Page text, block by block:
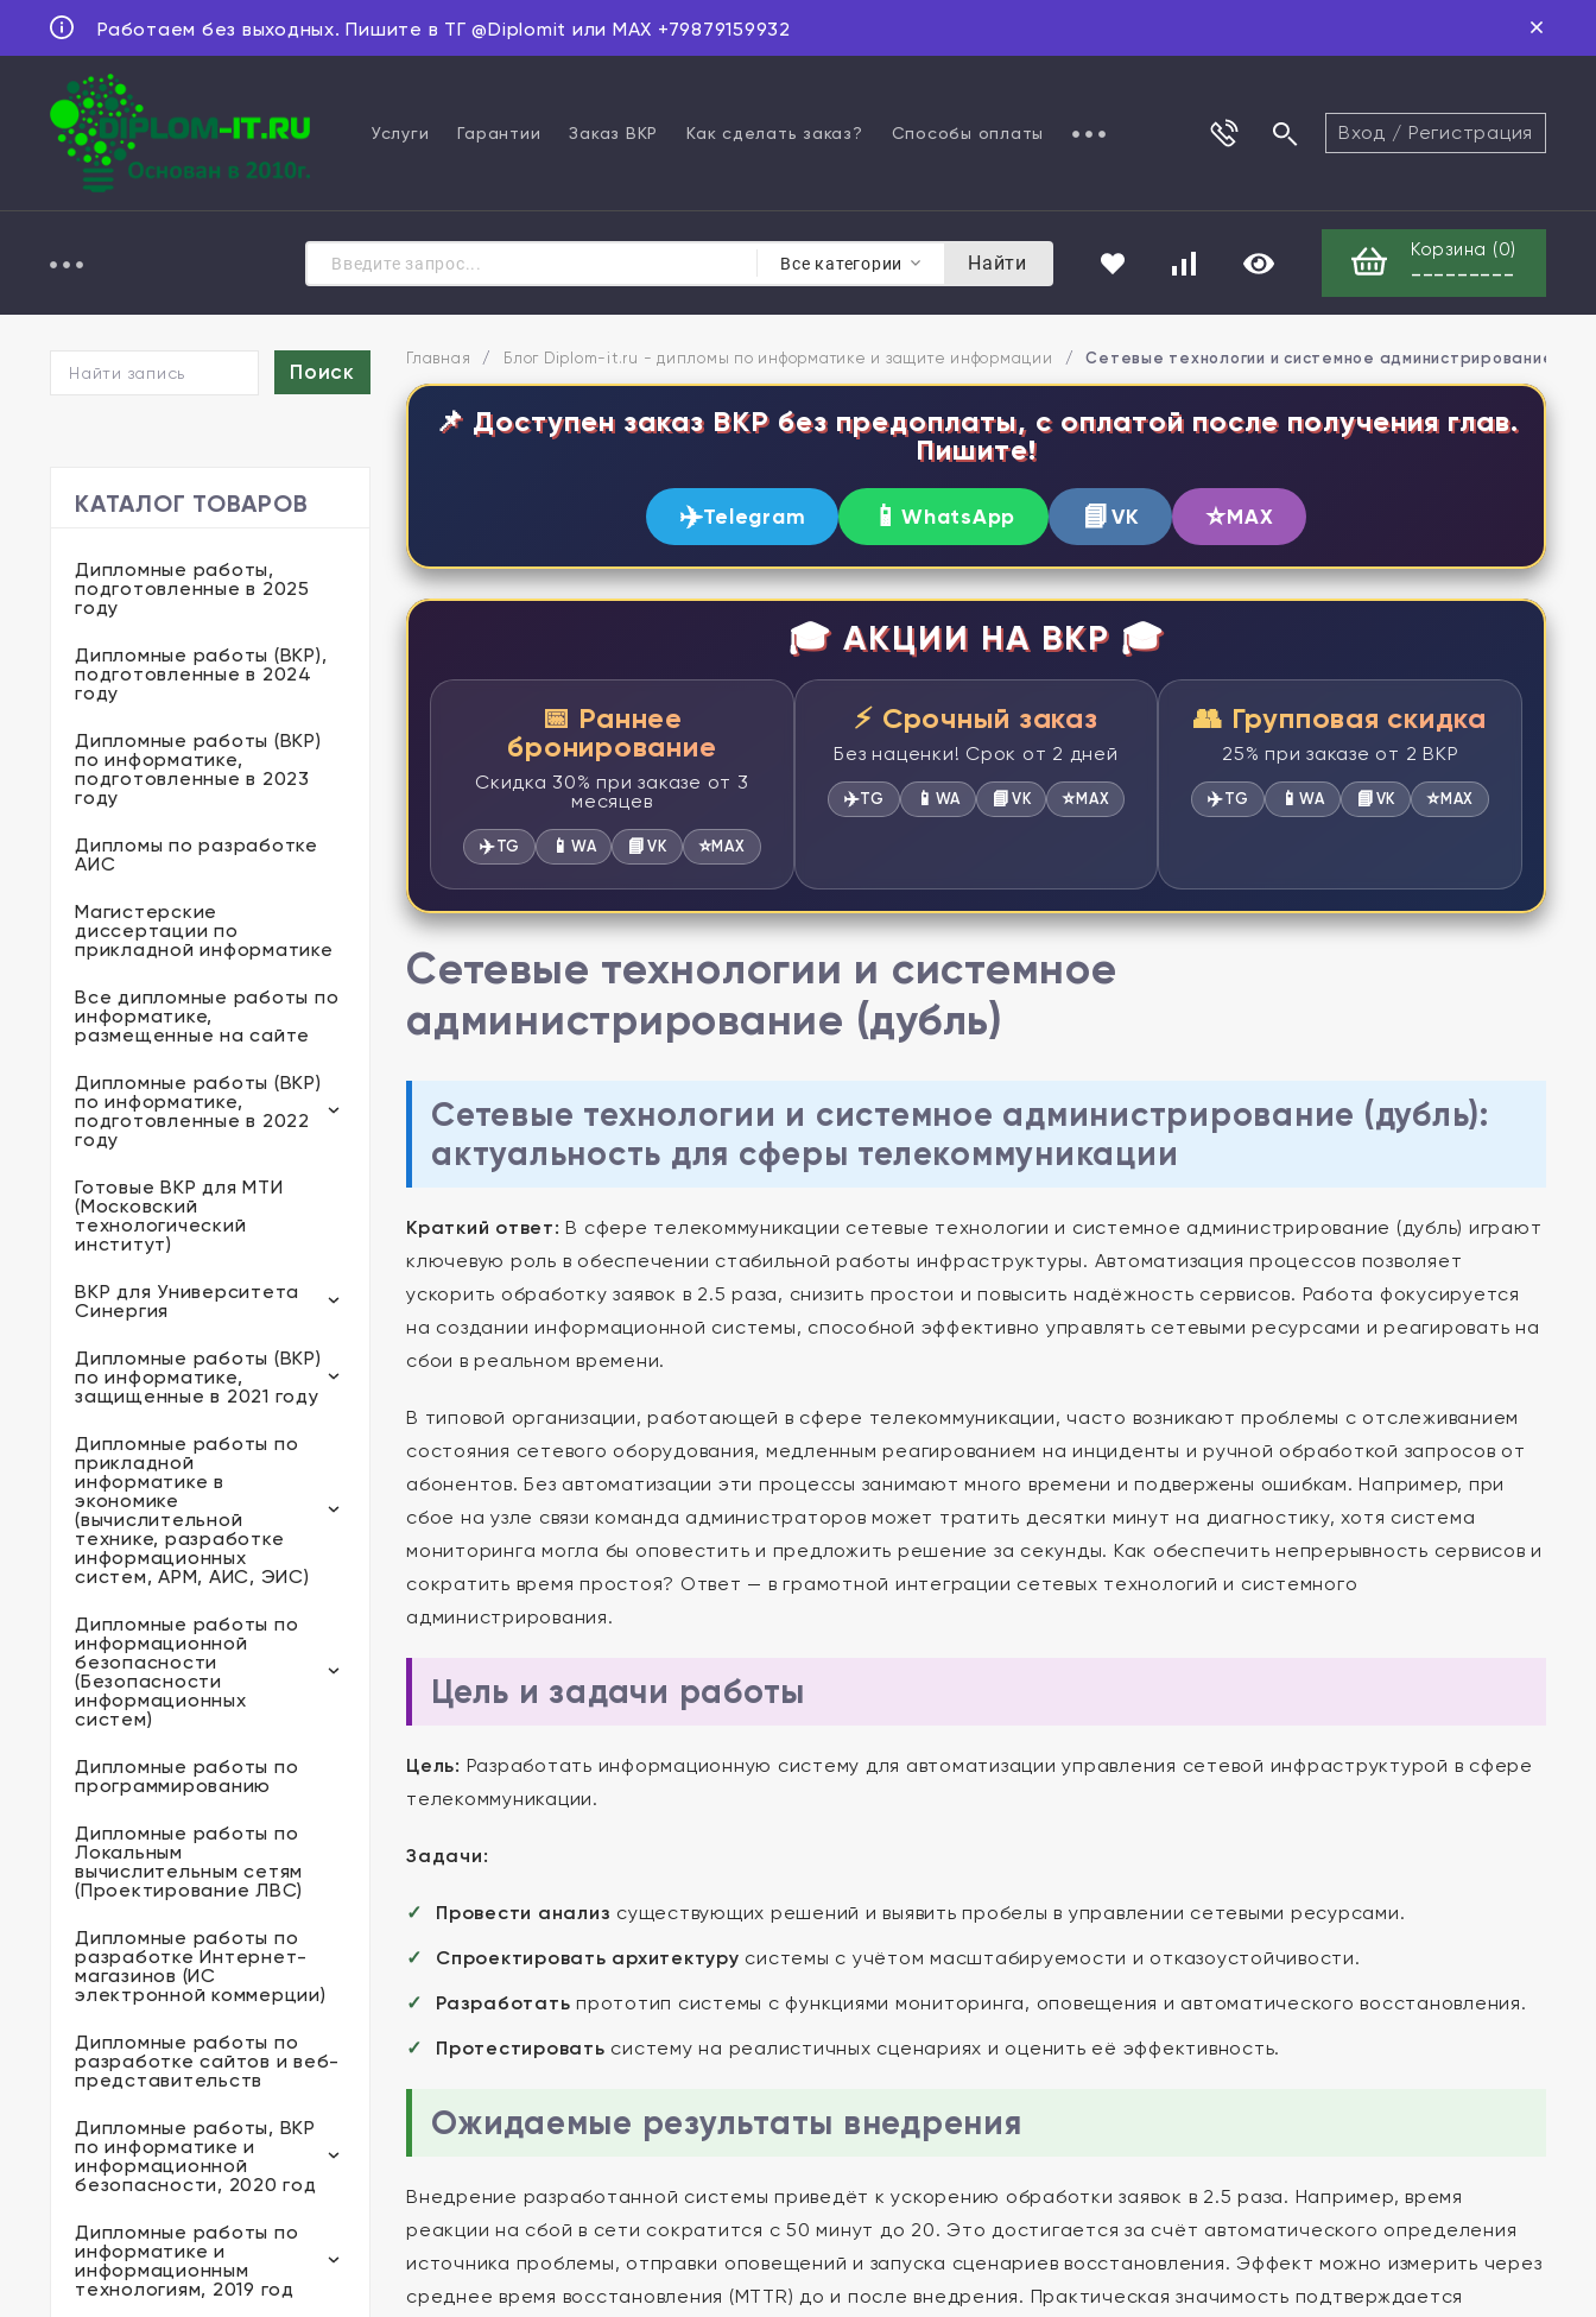
Работаем без выходных. Пишите в ТГ @Diplomit или MAX +79879159932
Услуги Гарантии Заказ ВКР Как сделать заказ? Способы оплаты Вход / Регистрация
Все категории Найти
Корзина (0)
---------
КАТАЛОГ ТОВАРОВ
Дипломные работы,
подготовленные в 2025
году
Дипломные работы (ВКР),
подготовленные в 2024
году
Дипломные работы (ВКР)
по информатике,
подготовленные в 2023
году
Дипломы по разработке
АИС
Магистерские
диссертации по
прикладной информатике
Все дипломные работы по
информатике,
размещенные на сайте
Дипломные работы (ВКР)
по информатике,
подготовленные в 2022
году
Готовые ВКР для МТИ
(Московский
технологический
институт)
ВКР для Университета
Синергия
Дипломные работы (ВКР)
по информатике,
защищенные в 2021 году
Дипломные работы по
прикладной
информатике в
экономике
(вычислительной
технике, разработке
информационных
систем, АРМ, АИС, ЭИС)
Дипломные работы по
информационной
безопасности
(Безопасности
информационных
систем)
Дипломные работы по
программированию
Дипломные работы по
Локальным
вычислительным сетям
(Проектирование ЛВС)
Дипломные работы по
разработке Интернет-
магазинов (ИС
электронной коммерции)
Дипломные работы по
разработке сайтов и веб-
представительств
Дипломные работы, ВКР
по информатике и
информационной
безопасности, 2020 год
Дипломные работы по
информатике и
информационным
технологиям, 2019 год
Главная / Блог Diplom-it.ru - дипломы по информатике и защите информации / Сетевые технологии и системное администрирование
📌 Доступен заказ ВКР без предоплаты, с оплатой после получения глав.
Пишите!
✈️Telegram 📱WhatsApp 📘VK ⭐MAX
🎓 АКЦИИ НА ВКР 🎓
📅 Раннее
бронирование
Скидка 30% при заказе от 3
месяцев
✈️TG 📱 WA 📘VK ⭐MAX
⚡ Срочный заказ
Без наценки! Срок от 2 дней
✈️TG 📱 WA 📘 VK ⭐MAX
👥 Групповая скидка
25% при заказе от 2 ВКР
✈️TG 📱WA 📘 VK ⭐MAX
Сетевые технологии и системное
администрирование (дубль)
Сетевые технологии и системное администрирование (дубль):
актуальность для сферы телекоммуникации
Краткий ответ: В сфере телекоммуникации сетевые технологии и системное администрирование (дубль) играют
ключевую роль в обеспечении стабильной работы инфраструктуры. Автоматизация процессов позволяет
ускорить обработку заявок в 2.5 раза, снизить простои и повысить надёжность сервисов. Работа фокусируется
на создании информационной системы, способной эффективно управлять сетевыми ресурсами и реагировать на
сбои в реальном времени.
В типовой организации, работающей в сфере телекоммуникации, часто возникают проблемы с отслеживанием
состояния сетевого оборудования, медленным реагированием на инциденты и ручной обработкой запросов от
абонентов. Без автоматизации эти процессы занимают много времени и подвержены ошибкам. Например, при
сбое на узле связи команда администраторов может тратить десятки минут на диагностику, хотя система
мониторинга могла бы оповестить и предложить решение за секунды. Как обеспечить непрерывность сервисов и
сократить время простоя? Ответ — в грамотной интеграции сетевых технологий и системного
администрирования.
Цель и задачи работы
Цель: Разработать информационную систему для автоматизации управления сетевой инфраструктурой в сфере
телекоммуникации.
Задачи:
Провести анализ существующих решений и выявить пробелы в управлении сетевыми ресурсами.
Спроектировать архитектуру системы с учётом масштабируемости и отказоустойчивости.
Разработать прототип системы с функциями мониторинга, оповещения и автоматического восстановления.
Протестировать систему на реалистичных сценариях и оценить её эффективность.
Ожидаемые результаты внедрения
Внедрение разработанной системы приведёт к ускорению обработки заявок в 2.5 раза. Например, время
реакции на сбой в сети сократится с 50 минут до 20. Это достигается за счёт автоматического определения
источника проблемы, отправки оповещений и запуска сценариев восстановления. Эффект можно измерить через
среднее время восстановления (MTTR) до и после внедрения. Практическая значимость подтверждается